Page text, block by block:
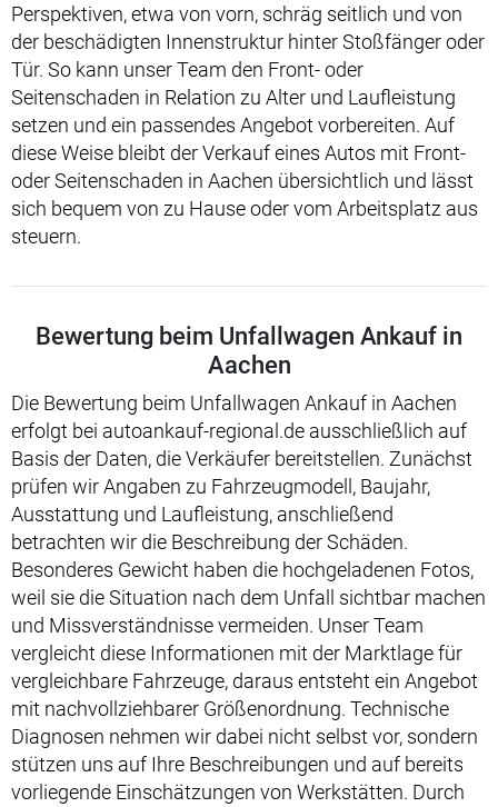
Perspektiven, etwa von vorn, schräg seitlich und von
der beschädigten Innenstruktur hinter Stoßfänger oder
Tür. So kann unser Team den Front- oder
Seitenschaden in Relation zu Alter und Laufleistung
setzen und ein passendes Angebot vorbereiten. Auf
diese Weise bleibt der Verkauf eines Autos mit Front-
oder Seitenschaden in Aachen übersichtlich und lässt
sich bequem von zu Hause oder vom Arbeitsplatz aus
steuern.
Bewertung beim Unfallwagen Ankauf in
Aachen
Die Bewertung beim Unfallwagen Ankauf in Aachen
erfolgt bei autoankauf-regional.de ausschließlich auf
Basis der Daten, die Verkäufer bereitstellen. Zunächst
prüfen wir Angaben zu Fahrzeugmodell, Baujahr,
Ausstattung und Laufleistung, anschließend
betrachten wir die Beschreibung der Schäden.
Besonderes Gewicht haben die hochgeladenen Fotos,
weil sie die Situation nach dem Unfall sichtbar machen
und Missverständnisse vermeiden. Unser Team
vergleicht diese Informationen mit der Marktlage für
vergleichbare Fahrzeuge, daraus entsteht ein Angebot
mit nachvollziehbarer Größenordnung. Technische
Diagnosen nehmen wir dabei nicht selbst vor, sondern
stützen uns auf Ihre Beschreibungen und auf bereits
vorliegende Einschätzungen von Werkstätten. Durch